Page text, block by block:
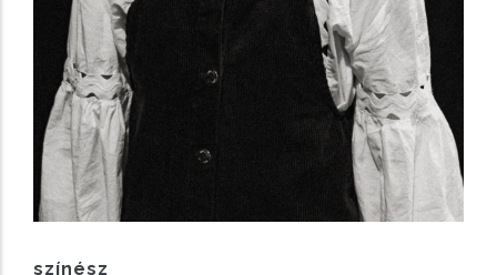
színész